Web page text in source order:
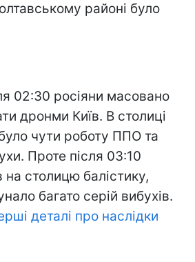
районі було
02:30 росіяни масовано
дронми Київ. В столиці
чути роботу ППО та
Проте після 03:10
на столицю балістику,
багато серій вибухів.
деталі про наслідки